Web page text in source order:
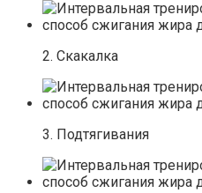
2. Скакалка
3. Подтягивания